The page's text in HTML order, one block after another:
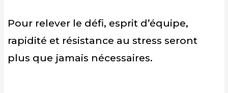
Pour relever le défi, esprit d’équipe,
rapidité et résistance au stress seront
plus que jamais nécessaires.